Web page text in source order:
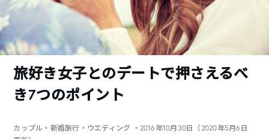
旅好き女子とのデートで押さえるべ
き7つのポイント
カップル・新婚旅行・ウエディング ・2016年10月30日（2020年5月6日